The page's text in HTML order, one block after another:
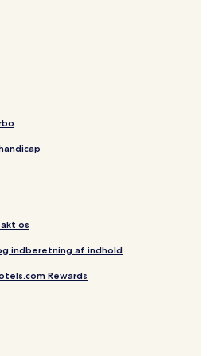
os
indberetning af indhold
Rewards